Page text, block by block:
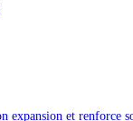
expansion et renforce